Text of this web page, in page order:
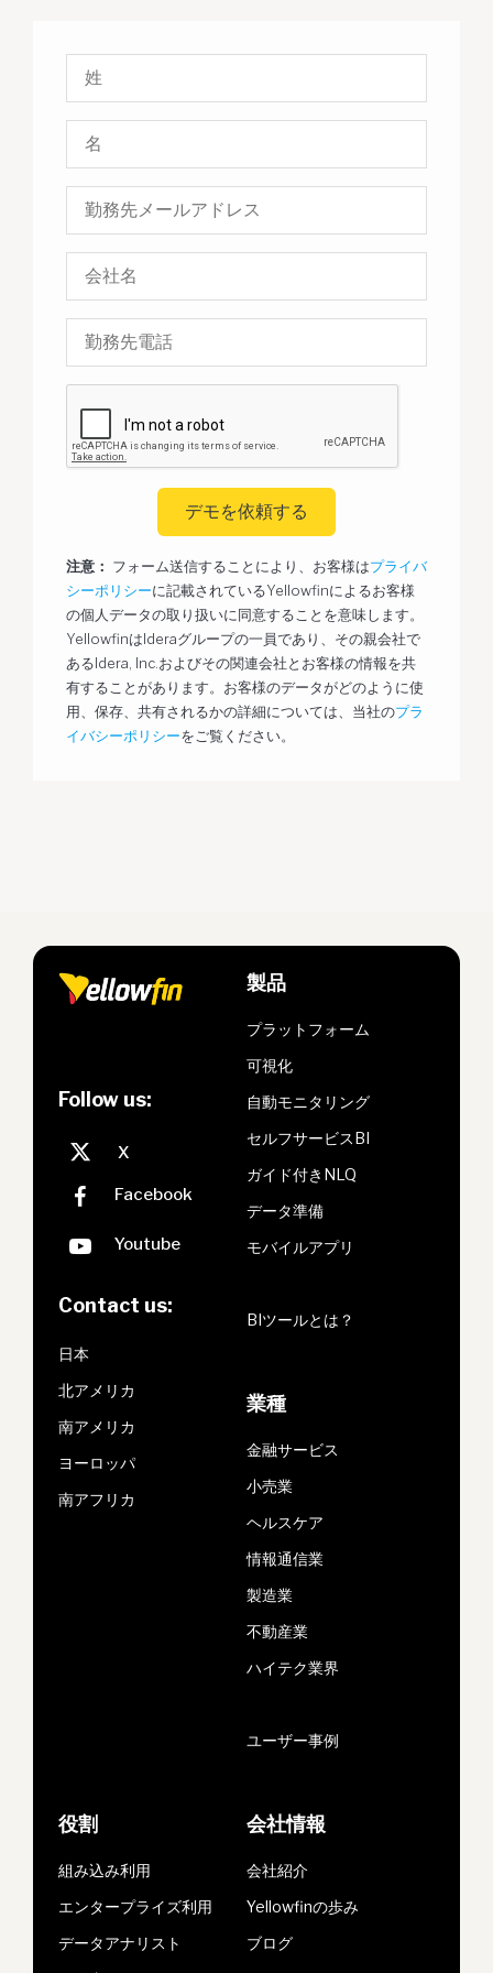
デモを依頼する
注意： フォーム送信することにより、お客様はプライバ
シーポリシーに記載されているYellowfinによるお客様
の個人データの取り扱いに同意することを意味します。
YellowfinはIderaグループの一員であり、その親会社で
あるIdera, Inc.およびその関連会社とお客様の情報を共
有することがあります。お客様のデータがどのように使
用、保存、共有されるかの詳細については、当社のプラ
イバシーポリシーをご覧ください。
Follow us:
Contact us:
日本
北アメリカ
南アメリカ
ヨーロッパ
南アフリカ
製品
プラットフォーム
可視化
自動モニタリング
セルフサービスBI
ガイド付きNLQ
データ準備
モバイルアプリ
BIツールとは？
業種
金融サービス
小売業
ヘルスケア
情報通信業
製造業
不動産業
ハイテク業界
ユーザー事例
役割
組み込み利用
エンタープライズ利用
データアナリスト
会社情報
会社紹介
Yellowfinの歩み
ブログ